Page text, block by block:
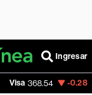
Ingresar
-0.28%